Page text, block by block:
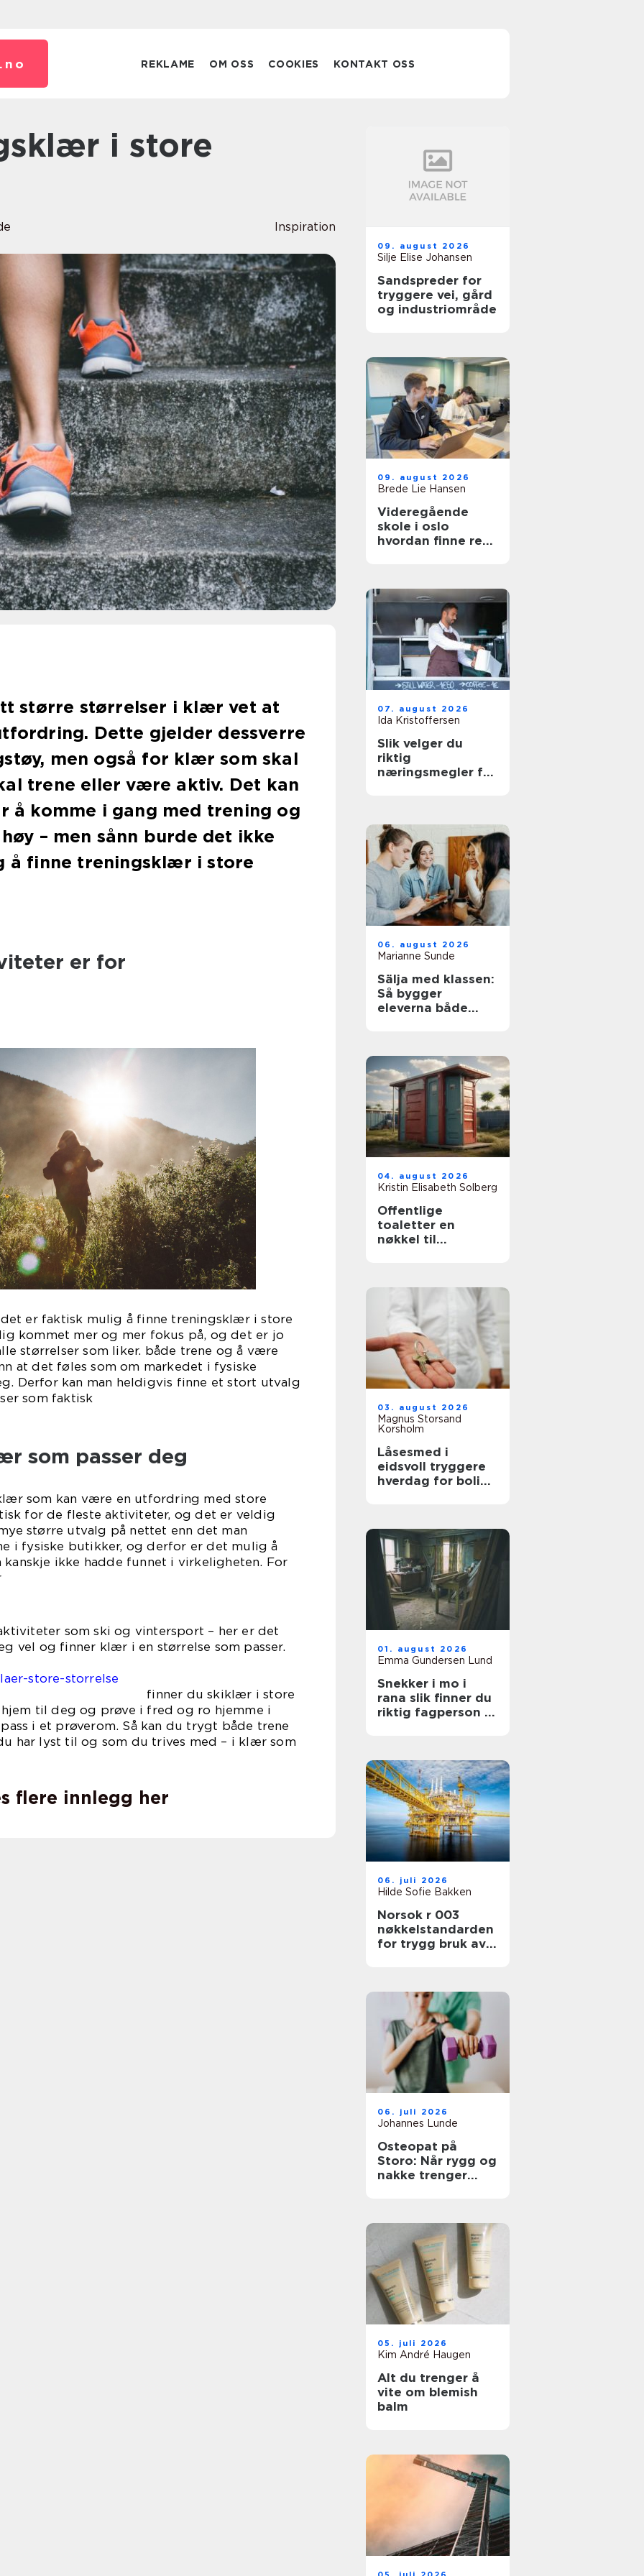
no REKLAME OM OSS COOKIES KONTAKT OSS
Inspiration
større størrelser i klær vet at
Dette gjelder dessverre
men også for klær som skal
trene eller være aktiv. Det kan
å komme i gang med trening og
– men sånn burde det ikke
å finne treningsklær i store
er for
er faktisk mulig å finne treningsklær i store
kommet mer og mer fokus på, og det er jo
størrelser som liker. både trene og å være
at det føles som om markedet i fysiske
Derfor kan man heldigvis finne et stort utvalg
som faktisk
som passer deg
som kan være en utfordring med store
for de fleste aktiviteter, og det er veldig
større utvalg på nettet enn det man
i fysiske butikker, og derfor er det mulig å
kanskje ikke hadde funnet i virkeligheten. For
som ski og vintersport – her er det
vel og finner klær i en størrelse som passer.
store-storrelse
skiklær i store
til deg og prøve i fred og ro hjemme i
i et prøverom. Så kan du trygt både trene
har lyst til og som du trives med – i klær som
flere innlegg her
09. august 2026
Silje Elise Johansen
Sandspreder for
tryggere vei, gård
og industriområde
09. august 2026
Brede Lie Hansen
Videregående
skole i oslo
hvordan finne rett
07. august 2026
Ida Kristoffersen
Slik velger du
riktig
næringsmegler for
06. august 2026
Marianne Sunde
Sälja med klassen:
Så bygger
eleverna både
04. august 2026
Kristin Elisabeth Solberg
Offentlige
toaletter en
nøkkel til
03. august 2026
Magnus Storsand
Korsholm
Låsesmed i
eidsvoll tryggere
hverdag for bolig
01. august 2026
Emma Gundersen Lund
Snekker i mo i
rana slik finner du
riktig fagperson til
06. juli 2026
Hilde Sofie Bakken
Norsok r 003
nøkkelstandarden
for trygg bruk av
06. juli 2026
Johannes Lunde
Osteopat på
Storo: Når rygg og
nakke trenger
05. juli 2026
Kim André Haugen
Alt du trenger å
vite om blemish
balm